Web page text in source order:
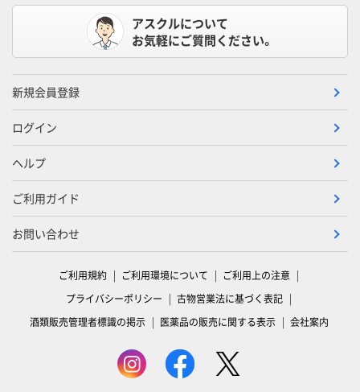
アスクルについて
お気軽にご質問ください。
新規会員登録
ログイン
ヘルプ
ご利用ガイド
お問い合わせ
ご利用規約 ご利用環境について
ご利用上の注意
プライバシーポリシー
古物営業法に基づく表記
酒類販売管理者標識の掲示
医薬品の販売に関する表示 会社案内